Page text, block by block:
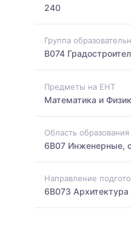
240
Группа
B074
Предметы на ЕНТ
Математика и
Область образования
6B07 Инженерные,
Направление
6B073 Архитектура